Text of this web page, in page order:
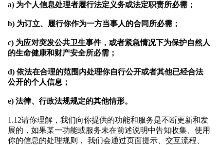
a) 为个人信息处理者履行法定义务或法定职责所必需；
b) 为订立、履行你作为一方当事人的合同所必需；
c) 为应对突发公共卫生事件，或者紧急情况下为保护自然人
的生命健康和财产安全所必需；
d) 依法在合理的范围内处理你自行公开或者其他已经合法
公开的个人信息；
e) 法律、行政法规规定的其他情形。
1.12请你理解，我们向你提供的功能和服务是不断更新和发
展的，如果某一功能或服务未在前述说明中告知收集、使用
你的信息的处理规则， 我们会通过页面提示、交互流程、